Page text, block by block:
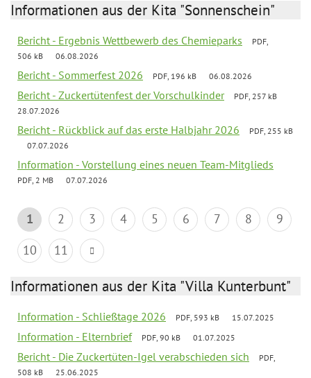
Informationen aus der Kita "Sonnenschein"
Bericht - Ergebnis Wettbewerb des Chemieparks
PDF,
506 kB
06.08.2026
Bericht - Sommerfest 2026 PDF, 196 kB 06.08.2026
Bericht - Zuckertütenfest der Vorschulkinder
PDF, 257 kB
28.07.2026
Bericht - Rückblick auf das erste Halbjahr 2026
PDF, 255 kB
07.07.2026
Information - Vorstellung eines neuen Team-Mitglieds
PDF, 2 MB 07.07.2026
1 2 3 4 5 6 7 8
9
10
11
Informationen aus der Kita "Villa Kunterbunt"
Information - Schließtage 2026 PDF, 593 kB 15.07.2025
Information - Elternbrief PDF, 90 kB 01.07.2025
Bericht - Die Zuckertüten-Igel verabschieden sich
PDF,
508 kB
25.06.2025